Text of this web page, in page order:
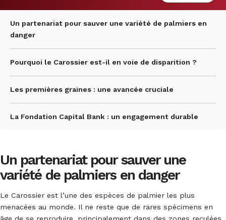
Un partenariat pour sauver une variété de palmiers en
danger
Pourquoi le Carossier est-il en voie de disparition ?
Les premières graines : une avancée cruciale
La Fondation Capital Bank : un engagement durable
Un partenariat pour sauver une
variété de palmiers en danger
Le Carossier est l’une des espèces de palmier les plus
menacées au monde. Il ne reste que de rares spécimens en
âge de se reproduire, principalement dans des zones reculées